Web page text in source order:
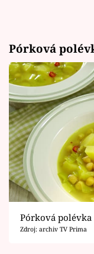
Pórková
Pórková
Zdroj: archiv TV Prima